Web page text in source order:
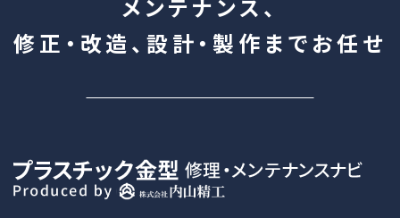
メンテナンス、
修正・改造、設計・製作まで お任せ